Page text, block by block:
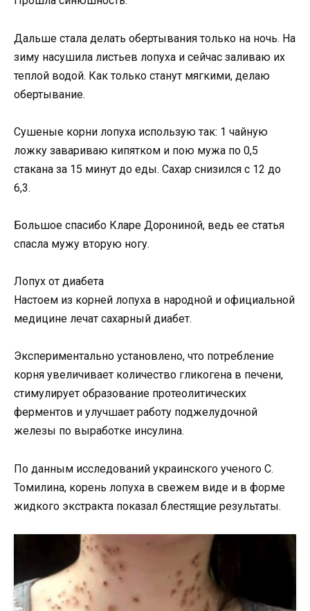
Дальше стала делать обертывания только на ночь. На
зиму насушила листьев лопуха и сейчас заливаю их
теплой водой. Как только станут мягкими, делаю
обертывание.
Сушеные корни лопуха использую так: 1 чайную
ложку завариваю кипятком и пою мужа по 0,5
стакана за 15 минут до еды. Сахар снизился с 12 до
6,3.
Большое спасибо Кларе Дорониной, ведь ее статья
спасла мужу вторую ногу.
Лопух от диабета
Настоем из корней лопуха в народной и официальной
медицине лечат сахарный диабет.
Экспериментально установлено, что потребление
корня увеличивает количество гликогена в печени,
стимулирует образование протеолитических
ферментов и улучшает работу поджелудочной
железы по выработке инсулина.
По данным исследований украинского ученого С.
Томилина, корень лопуха в свежем виде и в форме
жидкого экстракта показал блестящие результаты.